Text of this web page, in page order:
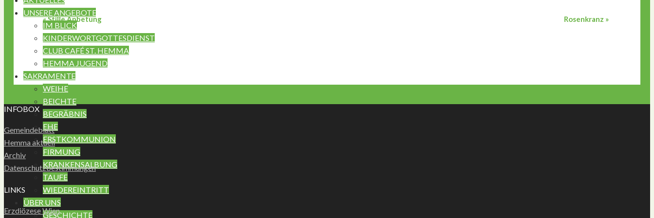
UNSERE ANGEBOTE
IM BLICK
KINDERWORTGOTTESDIENST
CLUB CAFÉ ST. HEMMA
HEMMA JUGEND
SAKRAMENTE
WEIHE
BEICHTE
BEGRÄBNIS
EHE
ERSTKOMMUNION
FIRMUNG
KRANKENSALBUNG
TAUFE
WIEDEREINTRITT
ÜBER UNS
GESCHICHTE
«Stille Anbetung Rosenkranz »
INFOBOX
Gemeindeblatt
Hemma aktuell
Archiv
Datenschutzbestimmungen
LINKS
Erzdiözese Wien